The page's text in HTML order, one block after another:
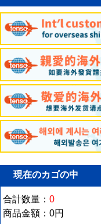
現在のカゴの中
合計数量：0
商品金額：0円